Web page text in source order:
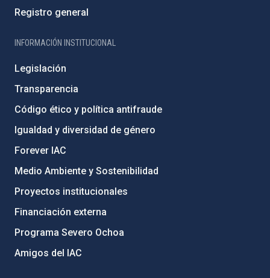
Registro general
INFORMACIÓN INSTITUCIONAL
Legislación
Transparencia
Código ético y política antifraude
Igualdad y diversidad de género
Forever IAC
Medio Ambiente y Sostenibilidad
Proyectos institucionales
Financiación externa
Programa Severo Ochoa
Amigos del IAC